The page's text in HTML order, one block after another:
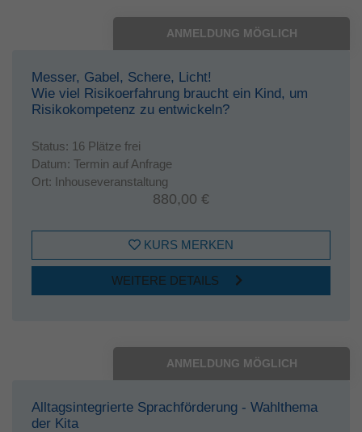
ANMELDUNG MÖGLICH
Messer, Gabel, Schere, Licht!
Wie viel Risikoerfahrung braucht ein Kind, um
Risikokompetenz zu entwickeln?
Status: 16 Plätze frei
Datum: Termin auf Anfrage
Ort: Inhouseveranstaltung
880,00 €
KURS MERKEN
WEITERE DETAILS
ANMELDUNG MÖGLICH
Alltagsintegrierte Sprachförderung - Wahlthema
der Kita